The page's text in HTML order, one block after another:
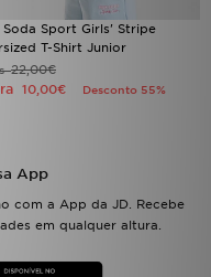
Soda Sport Girls' Stripe
T-Shirt Junior
22,00€
10,00€ Desconto 55%
App
com a App da JD. Recebe
em qualquer altura.